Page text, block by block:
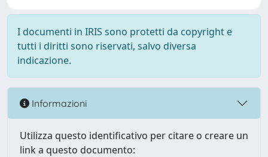
I documenti in IRIS sono protetti da copyright e
tutti i diritti sono riservati, salvo diversa
indicazione.
Informazioni
Utilizza questo identificativo per citare o creare un
link a questo documento: